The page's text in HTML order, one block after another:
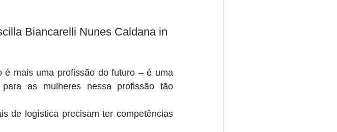
Biancarelli Nunes Caldana in
é mais uma profissão do futuro – é uma
as mulheres nessa profissão tão
de logística precisam ter competências